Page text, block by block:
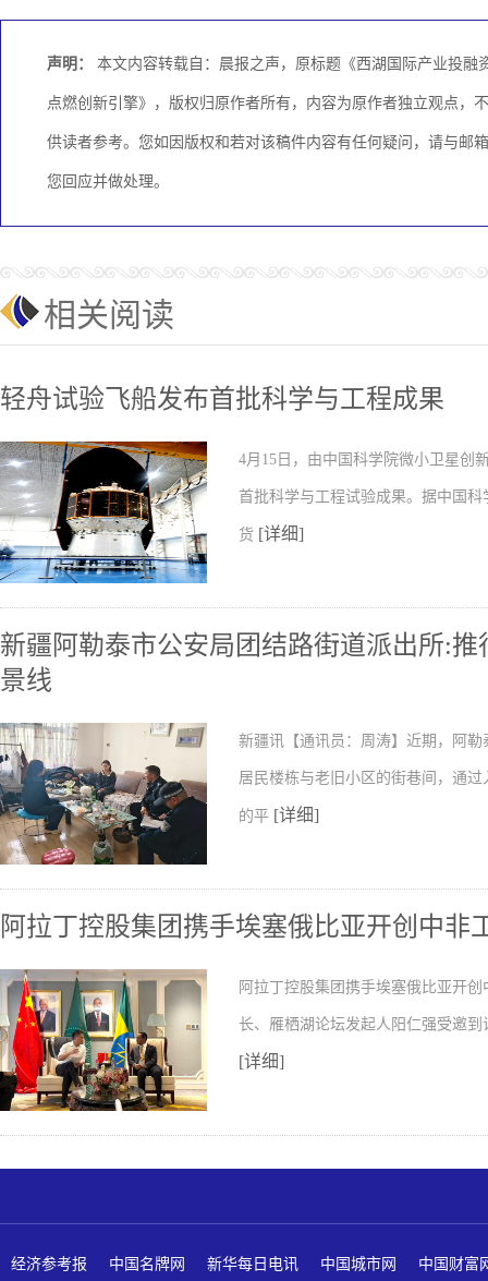
声明： 本文内容转载自：晨报之声，原标题《西湖国际产业投融
点燃创新引擎》，版权归原作者所有，内容为原作者独立观点，
供读者参考。您如因版权和若对该稿件内容有任何疑问，请与邮
您回应并做处理。
相关阅读
轻舟试验飞船发布首批科学与工程成果
4月15日，由中国科学院微小卫星创
首批科学与工程试验成果。据中国
货 [详细]
新疆阿勒泰市公安局团结路街道派出所:推
景线
新疆讯【通讯员：周涛】近期，阿
居民楼栋与老旧小区的街巷间，通
的平 [详细]
阿拉丁控股集团携手埃塞俄比亚开创中非
阿拉丁控股集团携手埃塞俄比亚开
长、雁栖湖论坛发起人阳仁强受邀
[详细]
经济参考报 中国名牌网 新华每日电讯 中国城市网 中国财富